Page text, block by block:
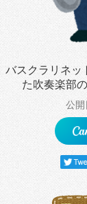
バスクラリネッ
た吹奏楽部
公